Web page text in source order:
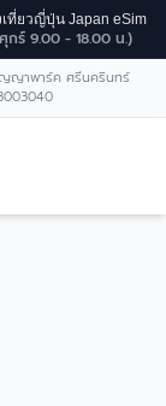
ที่ยวญี่ปุ่น Japan eSim
กร์ 9.00 - 18.00 น.)
ญาพาร์ค ศรีนครินทร์